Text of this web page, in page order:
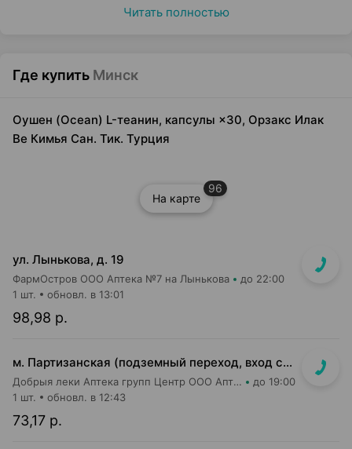
Читать полностью
Где купить Минск
Оушен (Ocean) L-теанин, капсулы ×30, Орзакс Илак
Ве Кимья Сан. Тик. Турция
На карте
96
ул. Лынькова, д. 19
ФармОстров ООО Аптека №7 на Лынькова до 22:00
98,98 р.
1 шт. обновл. в 13:01
м. Партизанская (подземный переход, вход со стороны гостиницы "Турист")
Добрыя леки Аптека групп Центр ООО Аптека №5 до 19:00
73,17 р.
1 шт. обновл. в 12:43